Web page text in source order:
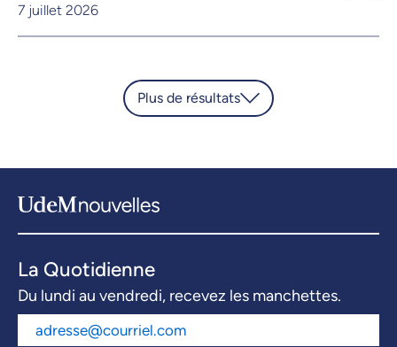
7 juillet 2026
Plus de résultats
La Quotidienne
Du lundi au vendredi, recevez les manchettes.